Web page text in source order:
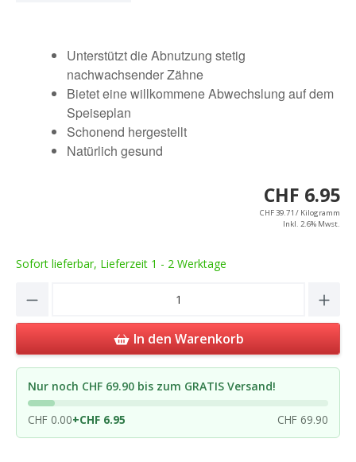
Unterstützt die Abnutzung stetig
nachwachsender Zähne
Bietet eine willkommene Abwechslung auf dem
Speiseplan
Schonend hergestellt
Natürlich gesund
CHF 6.95
CHF 39.71 / Kilogramm
Inkl. 2.6% Mwst.
Sofort lieferbar, Lieferzeit 1 - 2 Werktage
Product Quantity: Enter the desired
In den Warenkorb
Nur noch CHF 69.90 bis zum GRATIS Versand!
CHF 0.00+CHF 6.95 CHF 69.90